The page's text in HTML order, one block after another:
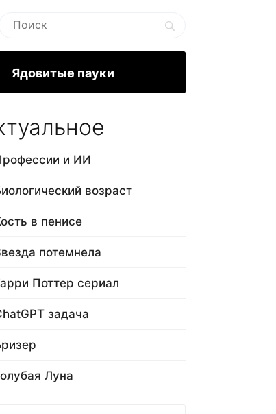
Ядовитые пауки
и ИИ
возраст
в пенисе
потемнела
Поттер сериал
задача
Луна